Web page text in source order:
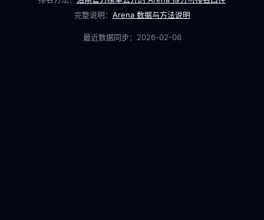
完整说明： Arena 数据与方法说明
最近数据同步： 2026-02-06